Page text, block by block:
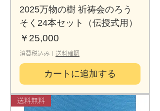
2025万物の樹 祈祷会のろう
そく24本セット（伝授式用）
価格
￥25,000
消費税込み 送料確認
カートに追加する
送料無料